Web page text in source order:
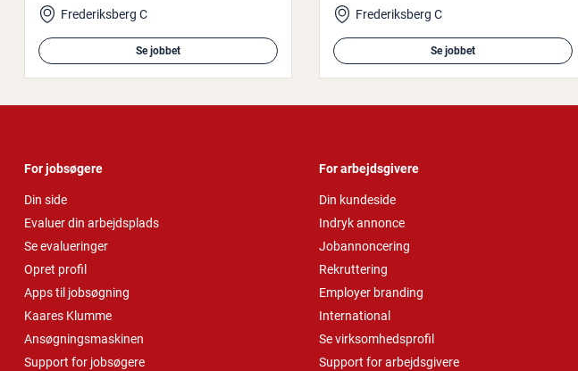
Frederiksberg C
Se jobbet
Frederiksberg C
Se jobbet
For jobsøgere
Din side
Evaluer din arbejdsplads
Se evalueringer
Opret profil
Apps til jobsøgning
Kaares Klumme
Ansøgningsmaskinen
Support for jobsøgere
For arbejdsgivere
Din kundeside
Indryk annonce
Jobannoncering
Rekruttering
Employer branding
International
Se virksomhedsprofil
Support for arbejdsgivere